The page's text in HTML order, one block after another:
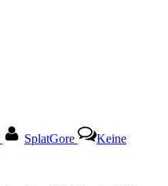
SplatGore
Keine